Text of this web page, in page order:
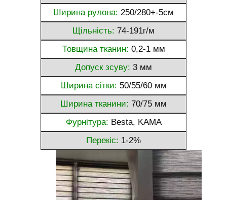
Ширина рулона: 250/280+-5см
Щільність: 74-191г/м
Товщина тканин: 0,2-1 мм
Допуск зсуву: 3 мм
Ширина сітки: 50/55/60 мм
Ширина тканини: 70/75 мм
Фурнітура: Besta, KAMA
Перекіс: 1-2%